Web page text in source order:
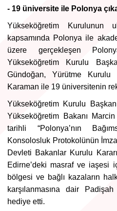
- 19 üniversite ile Polonya
Yükseköğretim Kurulunun
kapsamında Polonya ile
üzere gerçekleşen
Yükseköğretim Kurulu
Gündoğan, Yürütme
Karaman ile 19 üniversitenin
Yükseköğretim Kurulu
Yükseköğretim Bakanı
tarihli “Polonya’nın
Konsolosluk Protokolünün
Devleti Bakanlar Kurulu
Edirne’deki masraf ve iaşesi
bölgesi ve bağlı kazaların
karşılanmasına dair
hediye etti.